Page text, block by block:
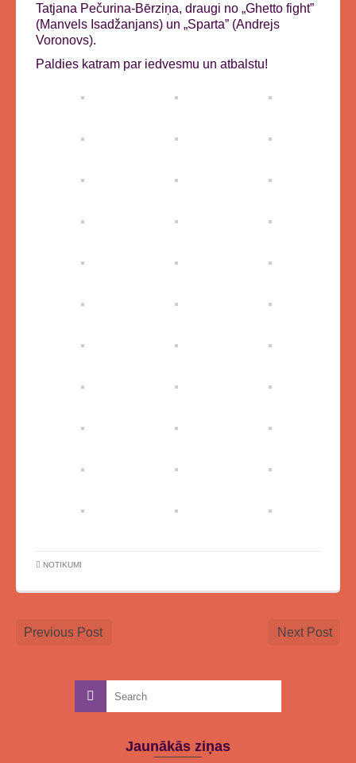
Tatjana Pečurina-Bērziņa, draugi no „Ghetto fight”
(Manvels Isadžanjans) un „Sparta” (Andrejs
Voronovs).
Paldies katram par iedvesmu un atbalstu!
NOTIKUMI
Previous Post Next Post
Jaunākās ziņas